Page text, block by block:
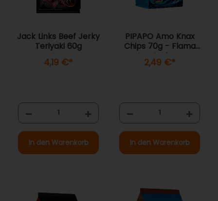
Jack Links Beef Jerky
Teriyaki 60g
4,19 €*
In den Warenkorb
PIPAPO Amo Knax
Chips 70g - Flama
Azul
2,49 €*
In den Warenkorb